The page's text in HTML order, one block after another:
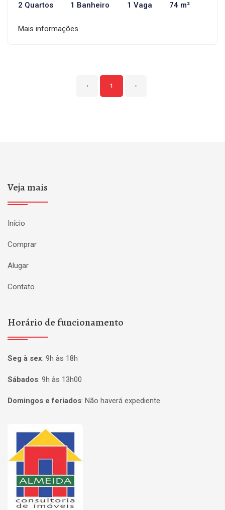
2 Quartos 1 Banheiro 1 Vaga 74 m²
Mais informações
‹ 1 ›
Veja mais
Início
Comprar
Alugar
Contato
Horário de funcionamento
Seg à sex: 9h às 18h
Sábados: 9h às 13h00
Domingos e feriados: Não haverá expediente
Página inicial